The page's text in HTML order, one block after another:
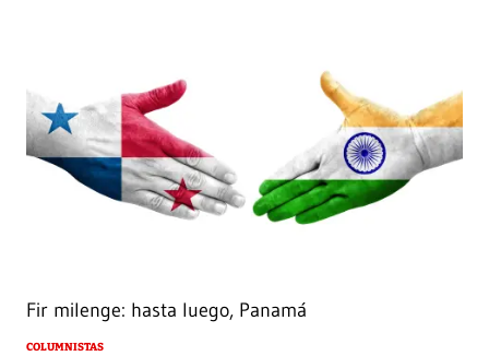
Fir milenge: hasta luego, Panamá
COLUMNISTAS